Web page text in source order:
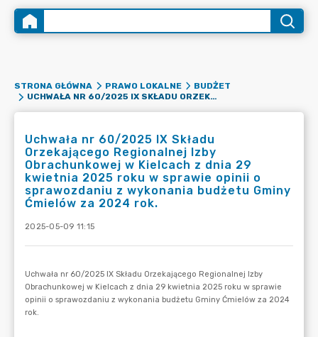
STRONA GŁÓWNA PRAWO LOKALNE
BUDŻET
UCHWAŁA NR 60/2025 IX SKŁADU ORZEKAJĄCEGO REGIONALNEJ IZBY OBRACHUNKOWEJ W KIELCACH Z DNIA 29 KWIETNIA 2025 ROKU W SPRAWIE OPINII O SPRAWOZDANIU Z WYKONANIA BUDŻETU GMINY ĆMIELÓW ZA 2024 ROK.
Uchwała nr 60/2025 IX Składu
Orzekającego Regionalnej Izby
Obrachunkowej w Kielcach z dnia 29
kwietnia 2025 roku w sprawie opinii o
sprawozdaniu z wykonania budżetu Gminy
Ćmielów za 2024 rok.
2025-05-09 11:15